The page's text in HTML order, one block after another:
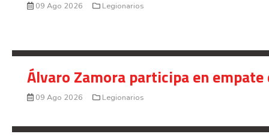
09 Ago 2026 Legionarios
Álvaro Zamora participa en
09 Ago 2026 Legionarios